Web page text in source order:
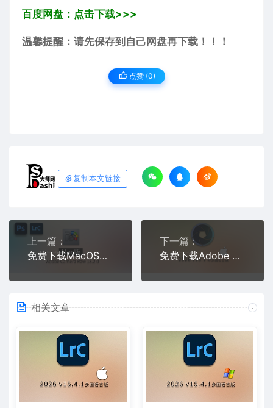
百度网盘：点击下载>>>
温馨提醒：请先保存到自己网盘再下载！！！
点赞 (0)
复制本文链接
上一篇：
免费下载MacOS版最新中文PS增效工具插件Adobe Camera Raw 2026 ACR v18.2.0摄影后期一键安装包预设Lrc照片文件文档格式打开处理编辑软件
下一篇：
免费下载Adobe DNG Converter v18.2.0 for Mac多国语言中文版安装包图片RAW相机照片格式转换器Lrc数字负片PS插件软件工具
相关文章